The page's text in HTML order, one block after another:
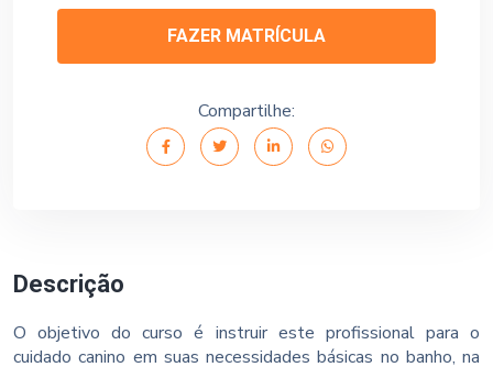
Descrição
O objetivo do curso é instruir este profissional para o
cuidado canino em suas necessidades básicas no banho, na
FAZER MATRÍCULA
Compartilhe: